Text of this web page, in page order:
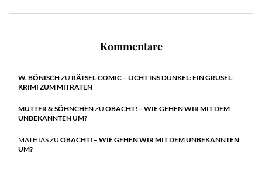
Kommentare
W. BÖNISCHZU RÄTSEL-COMIC – LICHT INS DUNKEL: EIN GRUSEL-
KRIMI ZUM MITRATEN
MUTTER & SÖHNCHENZU OBACHT! – WIE GEHEN WIR MIT DEM
UNBEKANNTEN UM?
MATHIASZU OBACHT! – WIE GEHEN WIR MIT DEM UNBEKANNTEN
UM?